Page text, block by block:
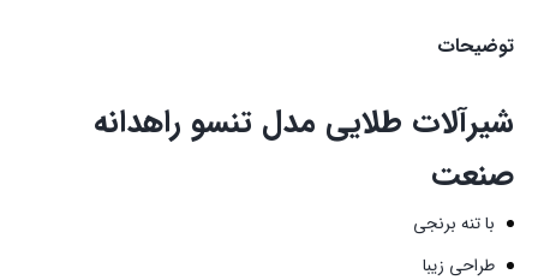
توضیحات
شیرآلات طلایی مدل تنسو راهدانه
صنعت
با تنه برنجی
طراحی زیبا